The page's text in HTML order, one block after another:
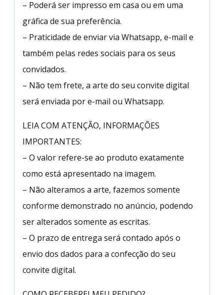
– Poderá ser impresso em casa ou em uma
gráfica de sua preferência.
– Praticidade de enviar via Whatsapp, e-mail e
também pelas redes sociais para os seus
convidados.
– Não tem frete, a arte do seu convite digital
será enviada por e-mail ou Whatsapp.
LEIA COM ATENÇÃO, INFORMAÇÕES
IMPORTANTES:
– O valor refere-se ao produto exatamente
como está apresentado na imagem.
– Não alteramos a arte, fazemos somente
conforme demonstrado no anúncio, podendo
ser alterados somente as escritas.
– O prazo de entrega será contado após o
envio dos dados para a confecção do seu
convite digital.